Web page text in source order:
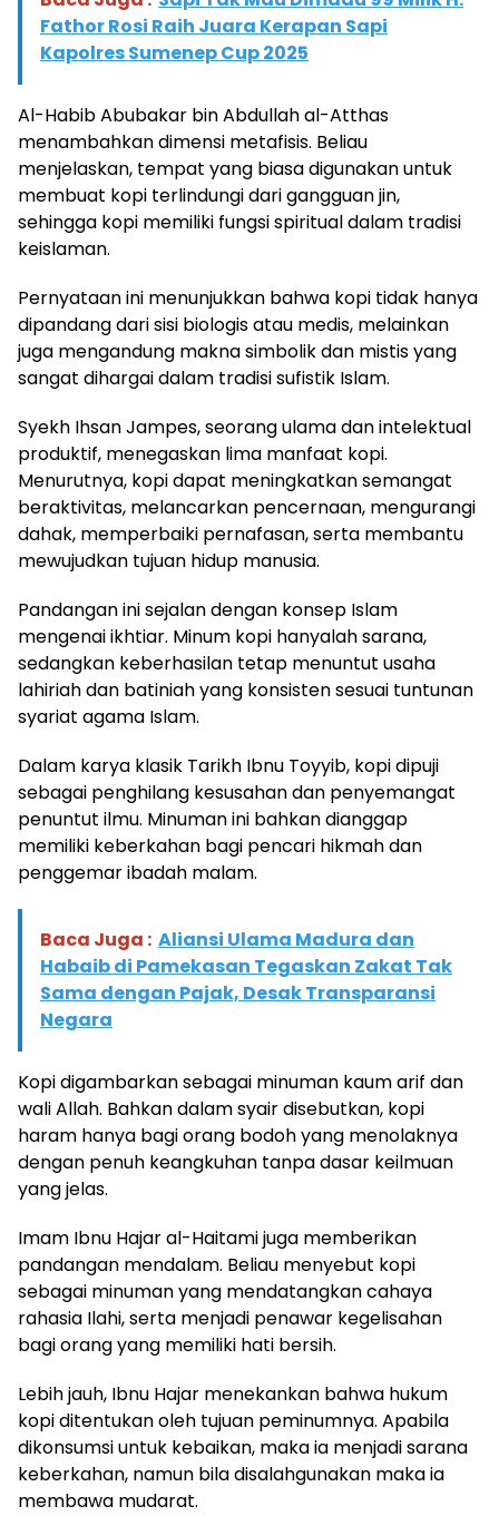
Fathor Rosi Raih Juara Kerapan Sapi
Kapolres Sumenep Cup 2025
Al-Habib Abubakar bin Abdullah al-Atthas
menambahkan dimensi metafisis. Beliau
menjelaskan, tempat yang biasa digunakan untuk
membuat kopi terlindungi dari gangguan jin,
sehingga kopi memiliki fungsi spiritual dalam tradisi
keislaman.
Pernyataan ini menunjukkan bahwa kopi tidak hanya
dipandang dari sisi biologis atau medis, melainkan
juga mengandung makna simbolik dan mistis yang
sangat dihargai dalam tradisi sufistik Islam.
Syekh Ihsan Jampes, seorang ulama dan intelektual
produktif, menegaskan lima manfaat kopi.
Menurutnya, kopi dapat meningkatkan semangat
beraktivitas, melancarkan pencernaan, mengurangi
dahak, memperbaiki pernafasan, serta membantu
mewujudkan tujuan hidup manusia.
Pandangan ini sejalan dengan konsep Islam
mengenai ikhtiar. Minum kopi hanyalah sarana,
sedangkan keberhasilan tetap menuntut usaha
lahiriah dan batiniah yang konsisten sesuai tuntunan
syariat agama Islam.
Dalam karya klasik Tarikh Ibnu Toyyib, kopi dipuji
sebagai penghilang kesusahan dan penyemangat
penuntut ilmu. Minuman ini bahkan dianggap
memiliki keberkahan bagi pencari hikmah dan
penggemar ibadah malam.
Baca Juga : Aliansi Ulama Madura dan
Habaib di Pamekasan Tegaskan Zakat Tak
Sama dengan Pajak, Desak Transparansi
Negara
Kopi digambarkan sebagai minuman kaum arif dan
wali Allah. Bahkan dalam syair disebutkan, kopi
haram hanya bagi orang bodoh yang menolaknya
dengan penuh keangkuhan tanpa dasar keilmuan
yang jelas.
Imam Ibnu Hajar al-Haitami juga memberikan
pandangan mendalam. Beliau menyebut kopi
sebagai minuman yang mendatangkan cahaya
rahasia Ilahi, serta menjadi penawar kegelisahan
bagi orang yang memiliki hati bersih.
Lebih jauh, Ibnu Hajar menekankan bahwa hukum
kopi ditentukan oleh tujuan peminumnya. Apabila
dikonsumsi untuk kebaikan, maka ia menjadi sarana
keberkahan, namun bila disalahgunakan maka ia
membawa mudarat.